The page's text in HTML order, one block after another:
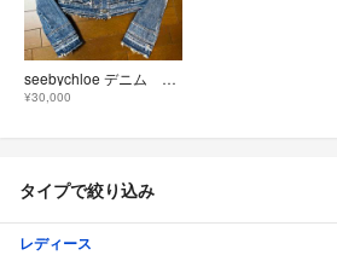
seebychloe デニム ジャケット フリンジ 34サイズ
¥30,000
タイプで絞り込み
レディース